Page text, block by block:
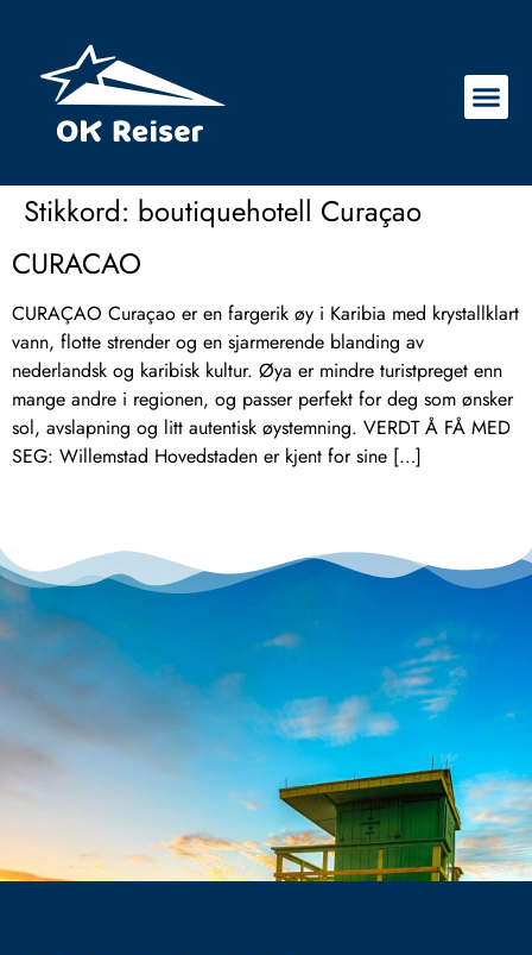
Stikkord: boutiquehotell Curaçao
CURACAO
CURAÇAO Curaçao er en fargerik øy i Karibia med krystallklart
vann, flotte strender og en sjarmerende blanding av
nederlandsk og karibisk kultur. Øya er mindre turistpreget enn
mange andre i regionen, og passer perfekt for deg som ønsker
sol, avslapning og litt autentisk øystemning. VERDT Å FÅ MED
SEG: Willemstad Hovedstaden er kjent for sine […]